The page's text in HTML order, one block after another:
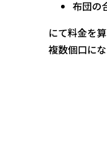
布団の
にて料金を
複数個口に